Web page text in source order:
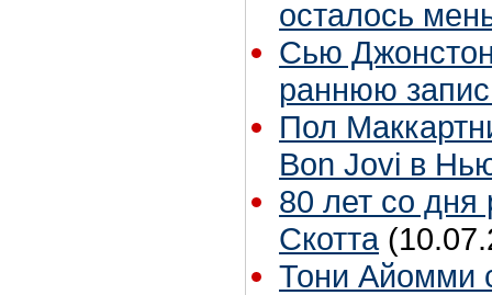
осталось
Сью
раннюю
Пол
Bon Jovi в
80 лет со
Скотта
Тони Айомми